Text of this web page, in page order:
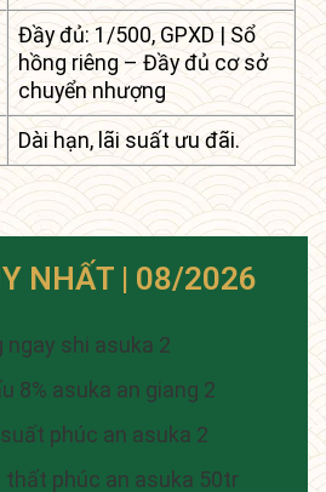
Đầy đủ: 1/500, GPXD | Sổ
hồng riêng – Đầy đủ cơ sở
chuyển nhượng
Dài hạn, lãi suất ưu đãi.
NHẤT | 08/2026